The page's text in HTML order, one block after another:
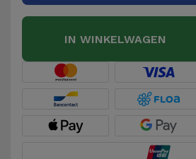
Koffers
Trackers
Accessoires
IN WINKELWAGEN